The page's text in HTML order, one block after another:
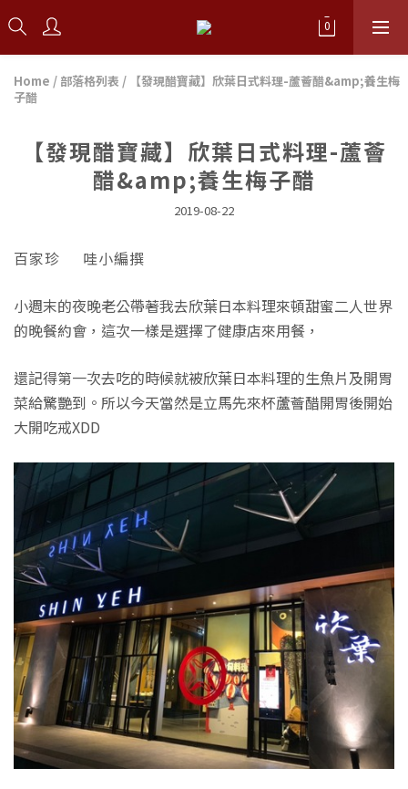
Home / 部落格列表 / 【發現醋寶藏】欣葉日式料理-蘆薈醋&amp;養生梅
子醋
【發現醋寶藏】欣葉日式料理-蘆薈
醋&amp;養生梅子醋
2019-08-22
百家珍 哇小編撰
小週末的夜晚老公帶著我去欣葉日本料理來頓甜蜜二人世界
的晚餐約會，這次一樣是選擇了健康店來用餐，
還記得第一次去吃的時候就被欣葉日本料理的生魚片及開胃
菜給驚艷到。所以今天當然是立馬先來杯蘆薈醋開胃後開始
大開吃戒XDD